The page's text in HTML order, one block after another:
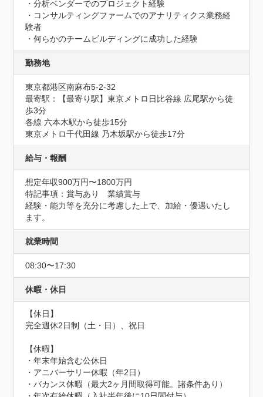
・分析ベンダーでのプロジェクト経験
・コンサルティングファームでのアナリティクス業務経
験者
・何らかのチームビルディングに成功した経験
勤務地
東京都港区南麻布5-2-32
最寄駅：【最寄り駅】東京メトロ日比谷線 広尾駅から徒
歩3分
各線 六本木駅から徒歩15分
東京メトロ千代田線 乃木坂駅から徒歩17分
給与・報酬
想定年収900万円〜1800万円
特記事項：賞与あり　業績賞与
経験・能力等を充分に考慮した上で、加給・優遇いたし
ます。
就業時間
08:30〜17:30
休暇・休日
【休日】
完全週休2日制（土・日）、祝日
【休暇】
・年末年始含む公休日
・アニバーサリー休暇（年2日）
・バカンス休暇（最大2ヶ月間取得可能。諸条件あり）